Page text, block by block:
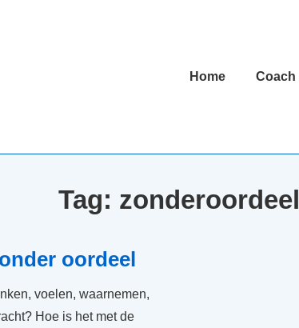
Hoofd
Home Coach
Tag: zonderoordeel
oordeel
voelen, waarnemen,
Hoe is het met de